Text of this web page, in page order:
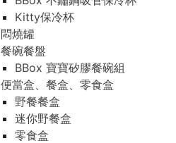
Kitty保冷杯
悶燒罐
餐碗餐盤
BBox 寶寶矽膠餐碗組
便當盒、餐盒、零食盒
野餐餐盒
迷你野餐盒
零食盒